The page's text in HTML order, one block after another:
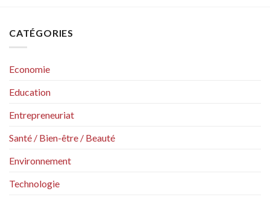
CATÉGORIES
Economie
Education
Entrepreneuriat
Santé / Bien-être / Beauté
Environnement
Technologie